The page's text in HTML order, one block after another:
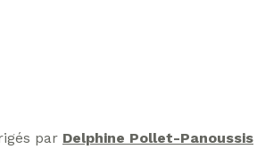
par Delphine Pollet-Panoussis